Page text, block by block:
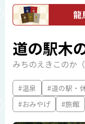
道の駅木
みちのえきこのか
#温泉 #道の駅・
#おみやげ
#旅館